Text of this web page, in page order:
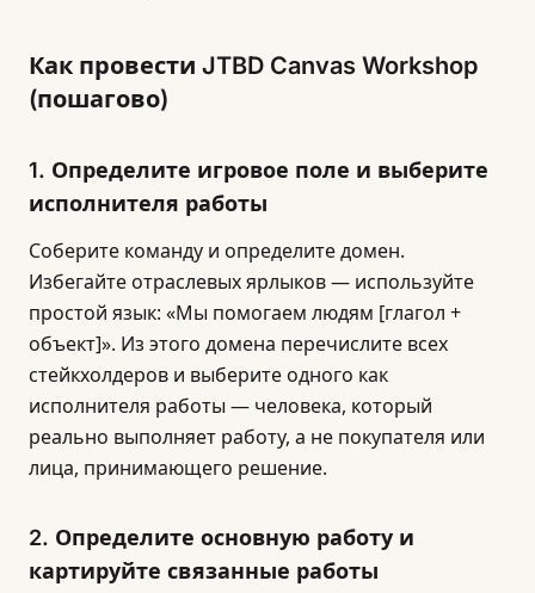
Как провести JTBD Canvas Workshop
(пошагово)
1. Определите игровое поле и выберите
исполнителя работы
Соберите команду и определите домен.
Избегайте отраслевых ярлыков — используйте
простой язык: «Мы помогаем людям [глагол +
объект]». Из этого домена перечислите всех
стейкхолдеров и выберите одного как
исполнителя работы — человека, который
реально выполняет работу, а не покупателя или
лица, принимающего решение.
2. Определите основную работу и
картируйте связанные работы